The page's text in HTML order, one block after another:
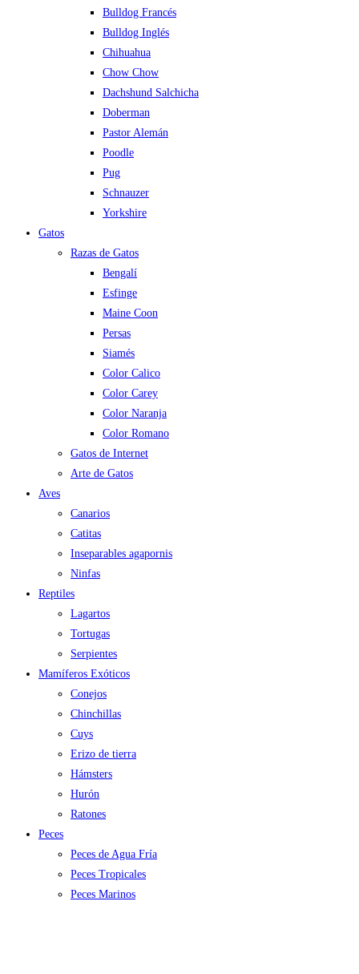
Bulldog Francés
Bulldog Inglés
Chihuahua
Chow Chow
Dachshund Salchicha
Doberman
Pastor Alemán
Poodle
Pug
Schnauzer
Yorkshire
Gatos
Razas de Gatos
Bengalí
Esfinge
Maine Coon
Persas
Siamés
Color Calico
Color Carey
Color Naranja
Color Romano
Gatos de Internet
Arte de Gatos
Aves
Canarios
Catitas
Inseparables agapornis
Ninfas
Reptiles
Lagartos
Tortugas
Serpientes
Mamíferos Exóticos
Conejos
Chinchillas
Cuys
Erizo de tierra
Hámsters
Hurón
Ratones
Peces
Peces de Agua Fría
Peces Tropicales
Peces Marinos